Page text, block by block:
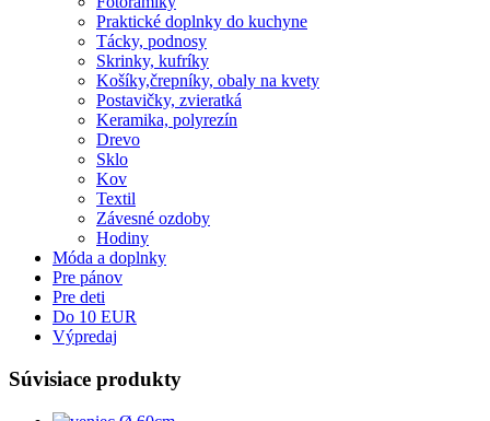
Praktické doplnky do kuchyne
Tácky, podnosy
Skrinky, kufríky
Košíky,črepníky, obaly na kvety
Postavičky, zvieratká
Keramika, polyrezín
Drevo
Sklo
Kov
Textil
Závesné ozdoby
Hodiny
Móda a doplnky
Pre pánov
Pre deti
Do 10 EUR
Výpredaj
Súvisiace produkty